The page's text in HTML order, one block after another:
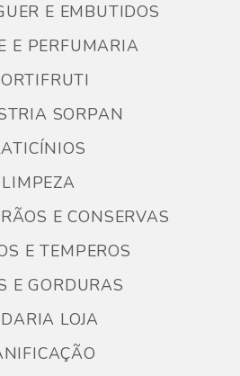
E EMBUTIDOS
E PERFUMARIA
SORPAN
LIMPEZA
E CONSERVAS
E TEMPEROS
E GORDURAS
LOJA